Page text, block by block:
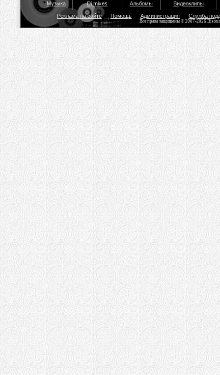
Музыка Dj mixes Альбомы Видеоклипы
Реклама на сайте Помощь Администрация Служба
Все права защищены © 2007-2026